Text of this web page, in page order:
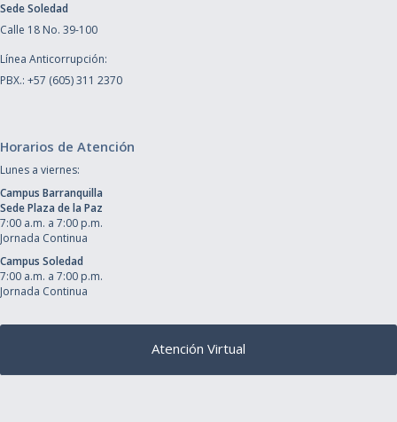
Sede Soledad
Calle 18 No. 39-100
Línea Anticorrupción:
PBX.: +57 (605) 311 2370
Horarios de Atención
Lunes a viernes:
Campus Barranquilla
Sede Plaza de la Paz
7:00 a.m. a 7:00 p.m.
Jornada Continua
Campus Soledad
7:00 a.m. a 7:00 p.m.
Jornada Continua
Atención Virtual